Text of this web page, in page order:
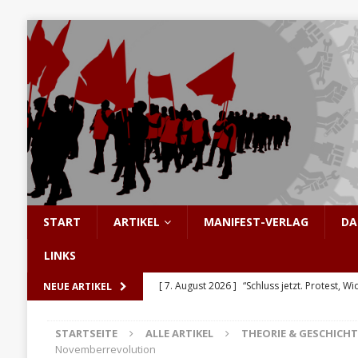
START ARTIKEL MANIFEST-VERLAG
LINKS
NEUE ARTIKEL [ 7. August 2026 ] “Schluss jetzt. Protest,
[ 5. August 2026 ]
Hinter den Barrikaden:
STARTSEITE ALLE ARTIKEL THEORIE &
Novemberrevolution